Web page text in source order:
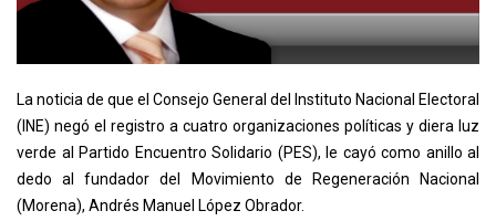
La noticia de que el Consejo General del Instituto Nacional Electoral
(INE) negó el registro a cuatro organizaciones políticas y diera luz
verde al Partido Encuentro Solidario (PES), le cayó como anillo al
dedo al fundador del Movimiento de Regeneración Nacional
(Morena), Andrés Manuel López Obrador.